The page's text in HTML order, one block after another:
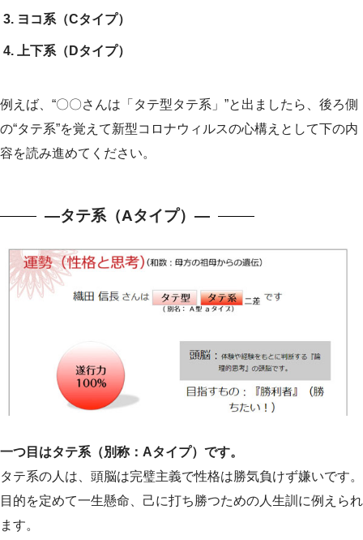
ヨコ系（Cタイプ）
上下系（Dタイプ）
例えば、“〇〇さんは「タテ型タテ系」”と出ましたら、後ろ側
の“タテ系”を覚えて新型コロナウィルスの心構えとして下の内
容を読み進めてください。
—タテ系（Aタイプ）—
一つ目はタテ系（別称：Aタイプ）です。
タテ系の人は、頭脳は完璧主義で性格は勝気負けず嫌いです。
目的を定めて一生懸命、己に打ち勝つための人生訓に例えられ
ます。